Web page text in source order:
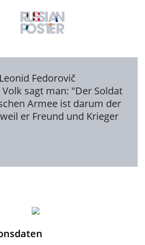
Fedorovič
sagt man: "Der Soldat
Armee ist darum der
er Freund und Krieger